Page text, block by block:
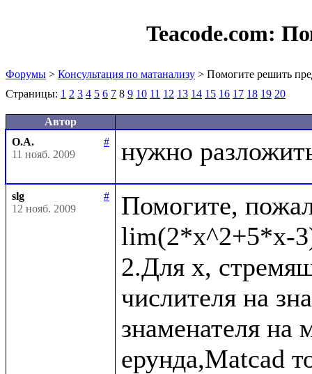
Teacode.com:
Форумы > Консультация по матанализу > Помогите решить
Страницы: 1 2 3 4 5 6 7 8 9 10 11 12 13 14 15 16 17 18 19 20
Автор
О.А.
#
11 нояб. 2009
slg
#
12 нояб. 2009
Помогите,
lim(2*x^2+5*x-
2.Для x,
числителя на
знаменателя на
ерунда,Matcad